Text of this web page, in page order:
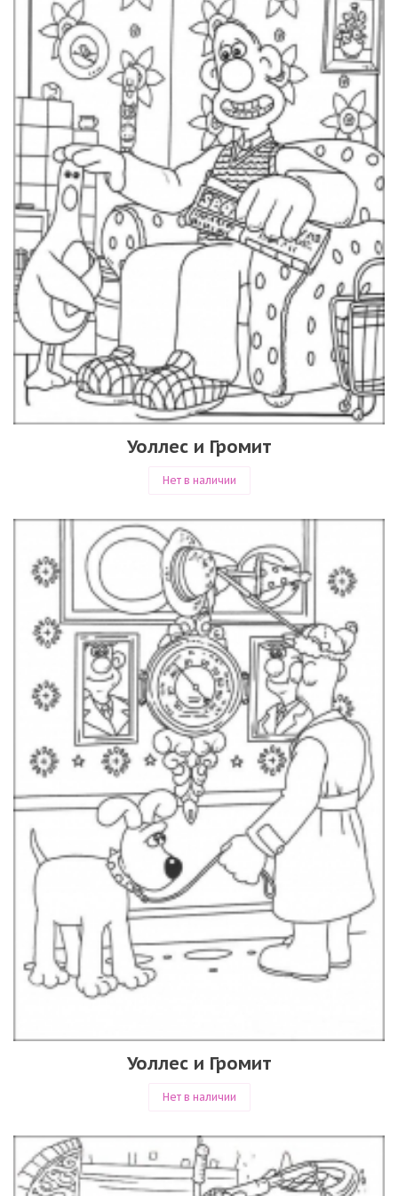
Уоллес и Громит
Нет в наличии
Уоллес и Громит
Нет в наличии